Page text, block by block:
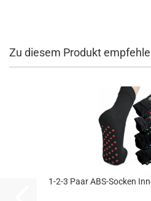
Zu diesem Produkt
1-2-3 Paar ABS-Socken